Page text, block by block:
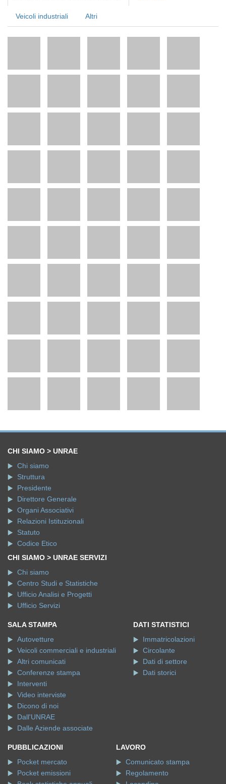
Veicoli industriali Altri
CHI SIAMO > UNRAE
Chi siamo
Struttura
Presidente
Direttore Generale
Organi Associativi
Relazioni Istituzionali
Statuto
Codice Etico
CHI SIAMO > UNRAE SERVIZI
Chi siamo
Centro Studi e Statistiche
Ufficio Analisi e Progetti
Ufficio Servizi
SALA STAMPA
Autovetture
Veicoli commerciali e industriali
Altri comunicati
Conferenze stampa
Interventi
Video interviste
Dicono di noi
Dall'UNRAE
Dalle Aziende associate
DATI STATISTICI
Immatricolazioni
Circolante
Dati di settore
Dati storici
PUBBLICAZIONI
Pocket mercato
Pocket emissioni
LAVORO
Comunicato stampa
Regolamento